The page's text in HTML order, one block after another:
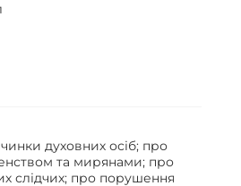
духовних осіб; про
та мирянами; про
слідчих; про порушення